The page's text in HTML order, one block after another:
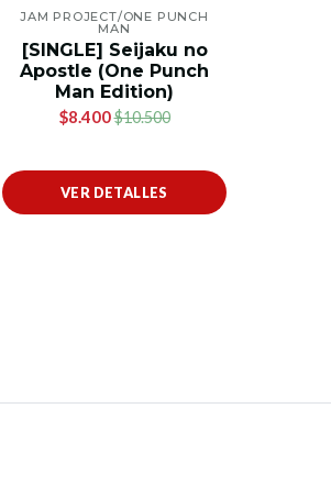
JAM PROJECT/ONE PUNCH
MAN
[SINGLE] Seijaku no
Apostle (One Punch
Man Edition)
$8.400$10.500
VER DETALLES